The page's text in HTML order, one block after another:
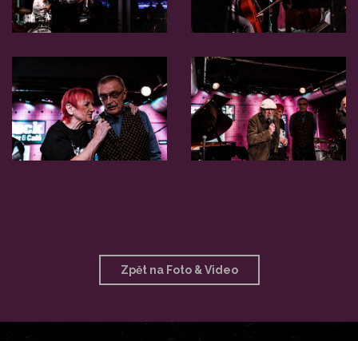
Zpět na Foto & Video